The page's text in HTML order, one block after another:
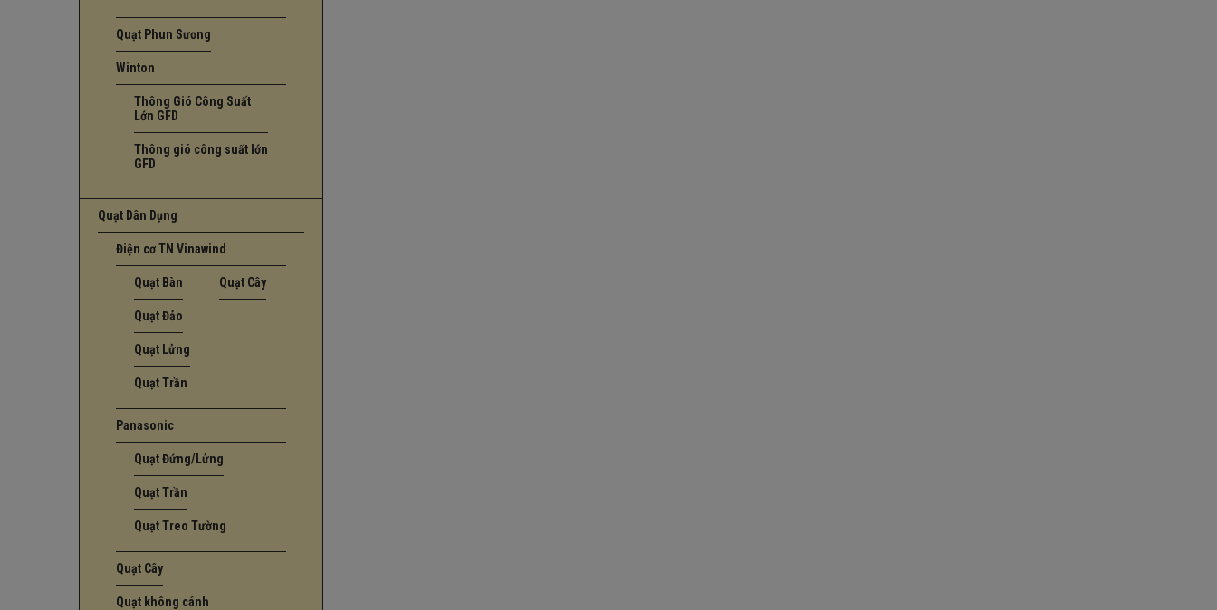
Quạt Phun Sương
Winton
Thông Gió Công Suất
Lớn GFD
Thông gió công suất lớn
GFD
Quạt Dân Dụng
Điện cơ TN Vinawind
Quạt Bàn Quạt Cây
Quạt Đảo
Quạt Lửng
Quạt Trần
Panasonic
Quạt Đứng/Lửng
Quạt Trần
Quạt Treo Tường
Quạt Cây
Quạt không cánh